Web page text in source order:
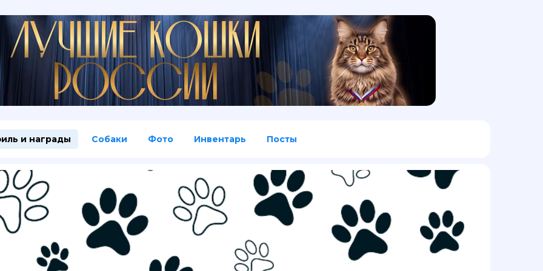
и награды Собаки Фото Инвентарь Посты